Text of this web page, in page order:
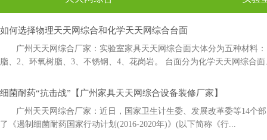
如何选择物理天天网综合和化学天天网综合台面
广州天天网综合厂家：实验室家具天天网综合面大体分为五种材料：
脂、2、环氧树脂、3、不锈钢、4、花岗岩。 台面分为化学天天网综合
细菌耐药“抗击战”【广州家具天天网综合设备装修厂家】
广州天天网综合厂家：近日，国家卫生计生委、发展改革委等14
了《遏制细菌耐药国家行动计划(2016-2020年)》(以下简称《行...